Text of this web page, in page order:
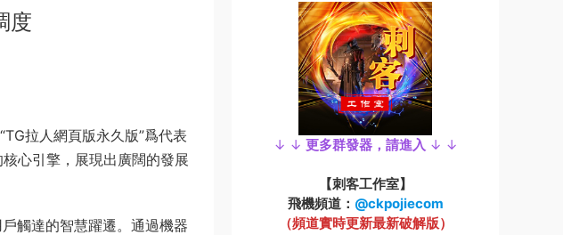
度
拉人網頁版永久版”爲代表
心引擎，展現出廣闊的發展
觸達的智慧躍遷。通過機器
↓ ↓ 更多群發器，請進入 ↓ ↓
【刺客工作室】
飛機頻道： @ckpojiecom
（頻道實時更新最新破解版）